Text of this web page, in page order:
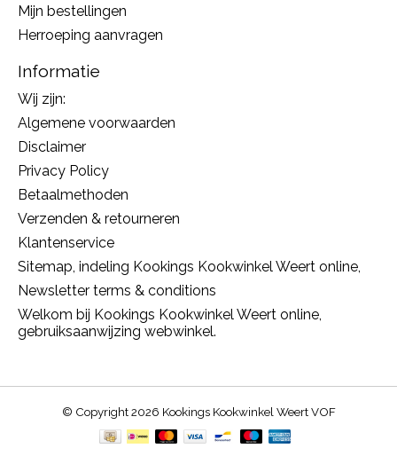
Mijn bestellingen
Herroeping aanvragen
Informatie
Wij zijn:
Algemene voorwaarden
Disclaimer
Privacy Policy
Betaalmethoden
Verzenden & retourneren
Klantenservice
Sitemap, indeling Kookings Kookwinkel Weert online,
Newsletter terms & conditions
Welkom bij Kookings Kookwinkel Weert online,
gebruiksaanwijzing webwinkel.
© Copyright 2026 Kookings Kookwinkel Weert VOF